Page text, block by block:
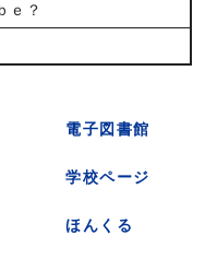
ｅ？
電子図書館
学校ページ
ほんくる